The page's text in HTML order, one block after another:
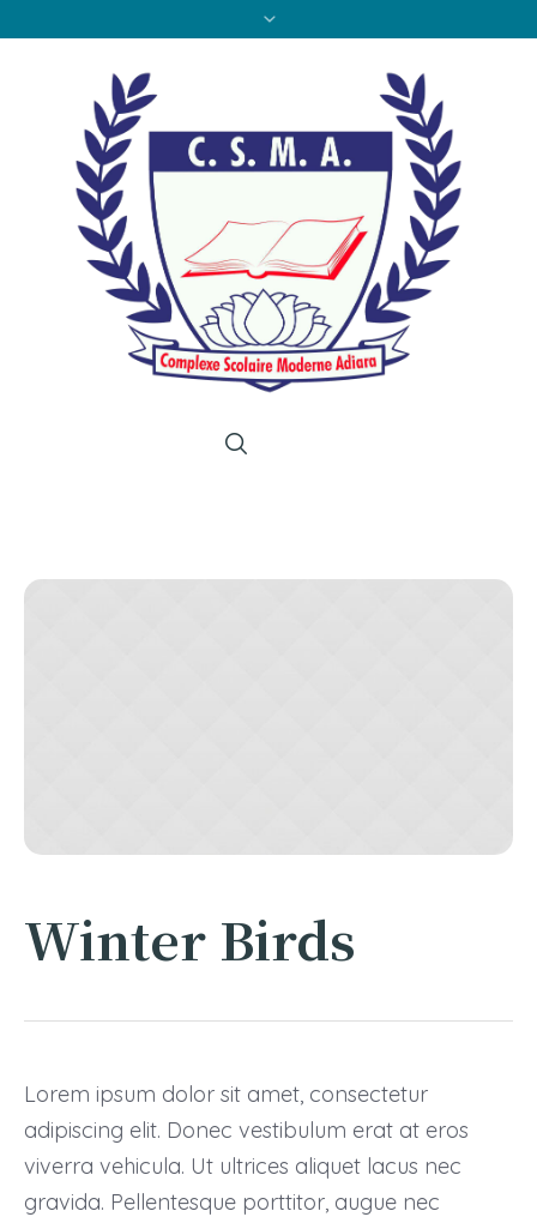
Winter Birds
Lorem ipsum dolor sit amet, consectetur
adipiscing elit. Donec vestibulum erat at eros
viverra vehicula. Ut ultrices aliquet lacus nec
gravida. Pellentesque porttitor, augue nec